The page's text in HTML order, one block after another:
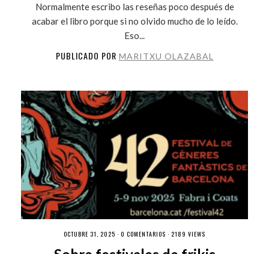
Normalmente escribo las reseñas poco después de
acabar el libro porque si no olvido mucho de lo leído.
Eso...
PUBLICADO POR MARITXU OLAZABAL
OCTUBRE 31, 2025 · 0 COMENTARIOS · 2189 VIEWS